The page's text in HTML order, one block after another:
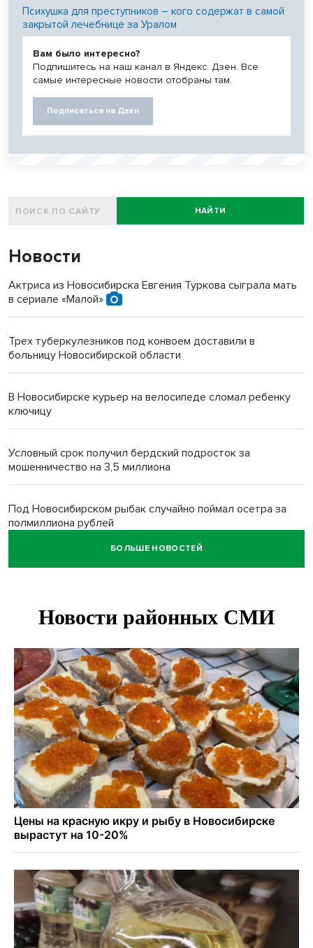
Психушка для преступников – кого содержат в самой
закрытой лечебнице за Уралом
Вам было интересно?
Подпишитесь на наш канал в Яндекс. Дзен. Все
самые интересные новости отобраны там.
Подписаться на Дзен
НАЙТИ
Новости
Актриса из Новосибирска Евгения Туркова сыграла мать
в сериале «Малой»
Трех туберкулезников под конвоем доставили в
больницу Новосибирской области
В Новосибирске курьер на велосипеде сломал ребенку
ключицу
Условный срок получил бердский подросток за
мошенничество на 3,5 миллиона
Под Новосибирском рыбак случайно поймал осетра за
полмиллиона рублей
Мартышки Бразза с модной стрижкой стали звездами
Премии самому себе обернулись делом для директора
Более 7 тысяч новосибирцев получили прибавку к пенсии
от СФР
Ветеран СВО выявил рак на бесплатной диспансеризации
в Новосибирске
БОЛЬШЕ НОВОСТЕЙ